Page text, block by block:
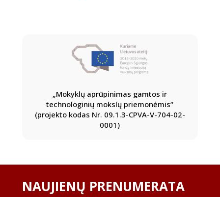
„Mokyklų aprūpinimas gamtos ir
technologinių mokslų priemonėmis“
(projekto kodas Nr. 09.1.3-CPVA-V-704-02-
0001)
NAUJIENŲ PRENUMERATA